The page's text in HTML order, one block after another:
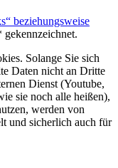
beziehungsweise
Solange Sie sich
Daten nicht an Dritte
Dienst (Youtube,
sie noch alle heißen),
werden von
und sicherlich auch für